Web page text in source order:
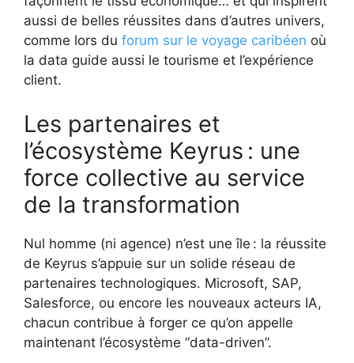
aussi de belles réussites dans d’autres univers,
comme lors du forum sur le voyage caribéen où
la data guide aussi le tourisme et l’expérience
client.
Les partenaires et
l’écosystème Keyrus : une
force collective au service
de la transformation
Nul homme (ni agence) n’est une île : la réussite
de Keyrus s’appuie sur un solide réseau de
partenaires technologiques. Microsoft, SAP,
Salesforce, ou encore les nouveaux acteurs IA,
chacun contribue à forger ce qu’on appelle
maintenant l’écosystème “data-driven”.